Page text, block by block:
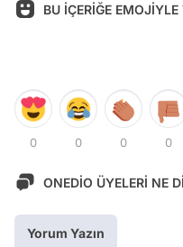
BU İÇERİĞE EMOJİYLE
0 0 0 0
ONEDİO ÜYELERİ NE
Yorum Yazın